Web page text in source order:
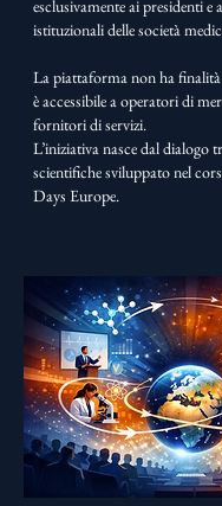
esclusivamente ai presidenti e
istituzionali delle società
La piattaforma non ha
è accessibile a operatori di
fornitori di servizi.
L’iniziativa nasce dal dialogo
scientifiche sviluppato nel
Days Europe.